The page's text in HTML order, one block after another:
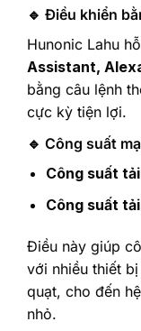
🔹 Điều khiển
Hunonic Lahu
Assistant,
bằng câu lệnh
cực kỳ tiện lợi.
🔹 Công suất
Công suất
Công suất
Điều này giúp
với nhiều thiết
quạt, cho đến
nhỏ.